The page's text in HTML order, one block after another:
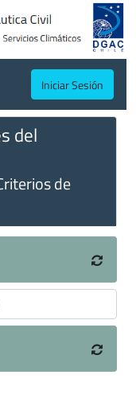
Iniciar Sesión
del
de